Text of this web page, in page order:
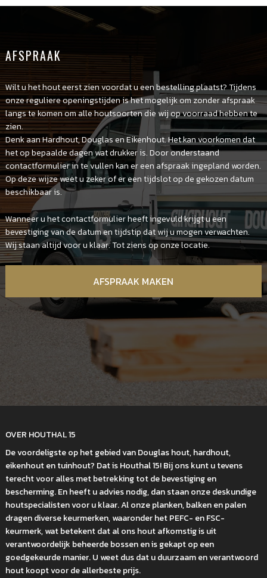
AFSPRAAK
Wilt u het hout eerst zien voordat u een bestelling plaatst? Tijdens
onze reguliere openingstijden is het mogelijk om zonder afspraak
langs te komen om alle houtsoorten die wij op voorraad hebben te
zien.
Denk aan Hardhout, Douglas en Eikenhout. Het kan voorkomen dat
het op bepaalde dagen wat drukker is. Door onderstaand
contactformulier in te vullen kan er een afspraak ingepland worden.
Op deze wijze weet u zeker of er een tijdslot op de gekozen datum
beschikbaar is.
Wanneer u het contactformulier heeft ingevuld krijgt u een
bevestiging van de datum en tijdstip dat wij u mogen verwachten.
Wij staan altijd voor u klaar. Tot ziens op onze locatie.
AFSPRAAK MAKEN
OVER HOUTHAL 15
De voordeligste op het gebied van Douglas hout, hardhout,
eikenhout en tuinhout? Dat is Houthal 15! Bij ons kunt u tevens
terecht voor alles met betrekking tot de bevestiging en
bescherming. En heeft u advies nodig, dan staan onze deskundige
houtspecialisten voor u klaar. Al onze planken, balken en palen
dragen diverse keurmerken, waaronder het PEFC- en FSC-
keurmerk, wat betekent dat al ons hout afkomstig is uit
verantwoordelijk beheerde bossen en is gekapt op een
goedgekeurde manier. U weet dus dat u duurzaam en verantwoord
hout koopt voor de allerbeste prijs.